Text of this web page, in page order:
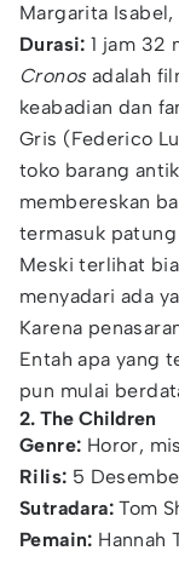
Margarita Isabel,
Durasi:1 jam 32
Cronosadalah
keabadian dan
Gris (Federico
toko barang
membereskan
termasuk
Meski terlihat
menyadari ada
Karena
Entah apa yang
pun mulai
2. The Children
Genre: Horor,
Rilis: 5
Sutradara: Tom
Pemain: Hannah